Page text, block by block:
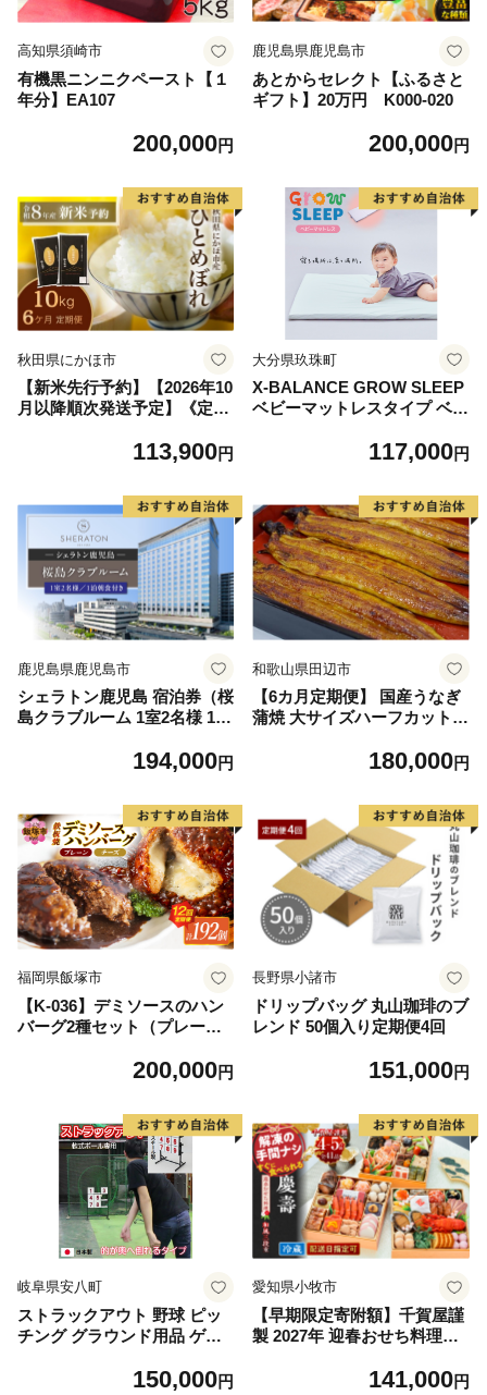
高知県須崎市
有機黒ニンニクペースト【１
年分】EA107
200,000円
鹿児島県鹿児島市
あとからセレクト【ふるさと
ギフト】20万円 K000-020
200,000円
秋田県にかほ市
【新米先行予約】【2026年10
月以降順次発送予定】《定期
年度産 精米10kg(5kg×2)【精
にかほ】
113,900円
大分県玖珠町
X-BALANCE GROW SLEEP
ベビーマットレスタイプ ベビ
ト 洗える 通気性 軽量 軽い
117,000円
鹿児島県鹿児島市
シェラトン鹿児島 宿泊券（桜
島クラブルーム 1室2名様 1泊
194,000円
和歌山県田辺市
【6カ月定期便】 国産うなぎ
蒲焼 大サイズハーフカット
袋セット×6回 / 国産うなぎ 国
国産 【ots036-tk】
180,000円
福岡県飯塚市
【K-036】デミソースのハン
バーグ2種セット（プレーン8
月定期便(計12回発送)】
200,000円
長野県小諸市
ドリップバッグ 丸山珈琲のブ
レンド 50個入り定期便4回
151,000円
岐阜県安八町
ストラックアウト 野球 ピッ
チング グラウンド用品 ゲー
150,000円
愛知県小牧市
【早期限定寄附額】千賀屋謹
製 2027年 迎春おせち料理
前 全41品 冷蔵おせち おせち
141,000円